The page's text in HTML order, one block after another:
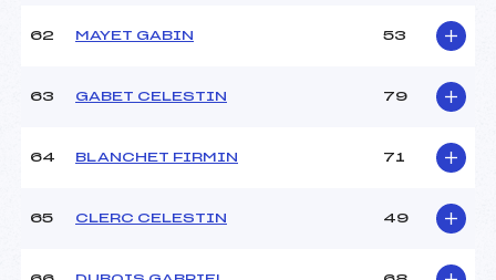
62 MAYET GABIN 53
63 GABET CELESTIN 79
64 BLANCHET FIRMIN 71
65 CLERC CELESTIN 49